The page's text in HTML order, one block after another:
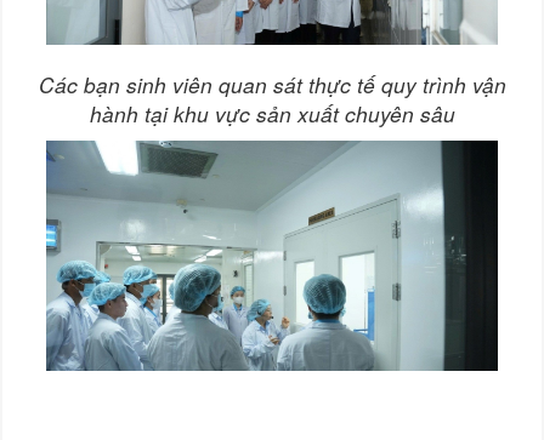
Các bạn sinh viên quan sát thực tế quy trình vận
hành tại khu vực sản xuất chuyên sâu